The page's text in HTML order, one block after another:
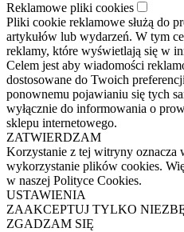
Reklamowe pliki cookies
Pliki cookie reklamowe służą do
artykułów lub wydarzeń. W tym
reklamy, które wyświetlają się w
Celem jest aby wiadomości
dostosowane do Twoich
ponownemu pojawianiu się tych
wyłącznie do informowania o
sklepu internetowego.
ZATWIERDZAM
Korzystanie z tej witryny oznacza
wykorzystanie plików cookies.
w naszej Polityce Cookies.
USTAWIENIA
ZAAKCEPTUJ TYLKO
ZGADZAM SIĘ